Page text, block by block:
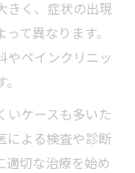
きく、症状の出現
て異なります。
やペインクリニッ
いケースも多いた
による検査や診断
適切な治療を始め